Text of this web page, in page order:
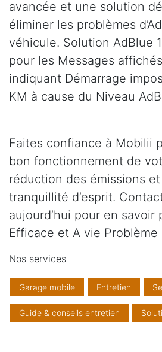
avancée et une solution
éliminer les problèmes
véhicule. Solution AdBlue
pour les Messages
indiquant Démarrage
KM à cause du Niveau
Faites confiance à Mobilii
bon fonctionnement de
réduction des émissions
tranquillité d’esprit.
aujourd’hui pour en savoir
Efficace et A vie Problème
Nos services
Garage mobile Entretien
Guide & conseils entretien